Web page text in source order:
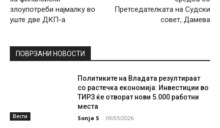
злоупотреби најмалку во
уште две ДКП-а
Претседателката на Судски
совет, Дамева
ПОВРЗАНИ НОВОСТИ
Вести
Политиките на Владата резултираат
со растечка економија: Инвестиции во
ТИРЗ ќе отворат нови 5.000 работни
места
Sonja S - 09/03/2026